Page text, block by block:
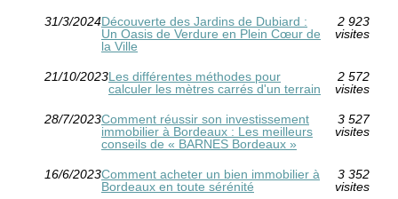
31/3/2024Découverte des Jardins de Dubiard :
Un Oasis de Verdure en Plein Cœur de
la Ville
2 923
visites
21/10/2023Les différentes méthodes pour
calculer les mètres carrés d'un terrain
2 572
visites
28/7/2023Comment réussir son investissement
immobilier à Bordeaux : Les meilleurs
conseils de « BARNES Bordeaux »
3 527
visites
16/6/2023Comment acheter un bien immobilier à
Bordeaux en toute sérénité
3 352
visites